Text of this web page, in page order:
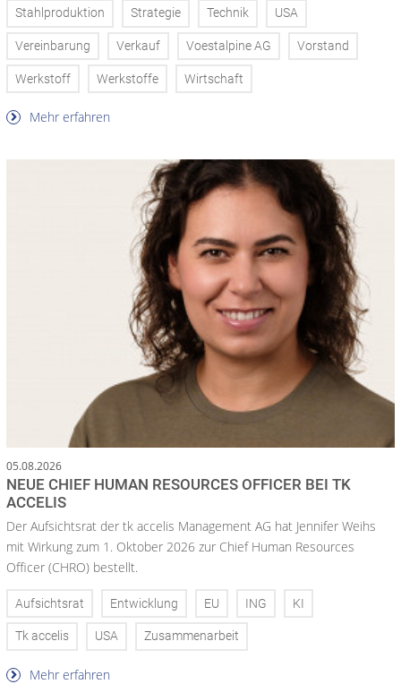
Stahlproduktion Strategie Technik USA
Vereinbarung Verkauf Voestalpine AG Vorstand
Werkstoff Werkstoffe Wirtschaft
Mehr erfahren
05.08.2026
NEUE CHIEF HUMAN RESOURCES OFFICER BEI TK
ACCELIS
Der Aufsichtsrat der tk accelis Management AG hat Jennifer Weihs
mit Wirkung zum 1. Oktober 2026 zur Chief Human Resources
Officer (CHRO) bestellt.
Aufsichtsrat Entwicklung EU ING KI
Tk accelis USA Zusammenarbeit
Mehr erfahren